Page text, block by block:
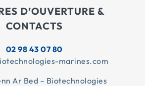
D’OUVERTURE &
CONTACTS
02 98 43 07 80
marines.com
Ar Bed – Biotechnologies